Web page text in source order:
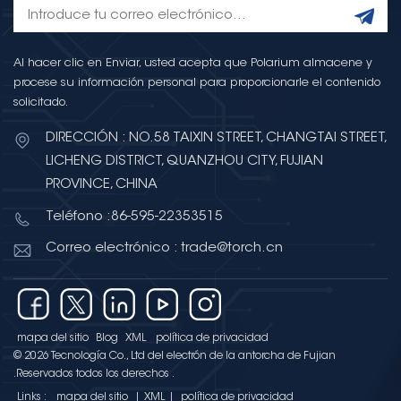
Musschenbroek creó
Leyden», al sumergir un clavo
cargado en un frasco de vidrio.
paso de la humanidad hacia el
almacenamiento de
convertirse en el
supercondensador (también
eléctrico de doble capa (EDLC),
condensador dorado o
dispositivo que cierra la brecha
tradicionales y las baterías,
Al hacer clic en Enviar, usted acepta que Polarium almacene y
procese su información personal para proporcionarle el contenido
solicitado.
DIRECCIÓN : NO.58 TAIXIN STREET, CHANGTAI STREET,
LICHENG DISTRICT, QUANZHOU CITY, FUJIAN
PROVINCE, CHINA
Teléfono :86-595-22353515
Correo electrónico : trade@torch.cn
mapa del sitio Blog XML
política de privacidad
© 2026 Tecnología Co., Ltd del electrón de la antorcha de Fujian
.Reservados todos los derechos .
Links : mapa del sitio XML política de privacidad